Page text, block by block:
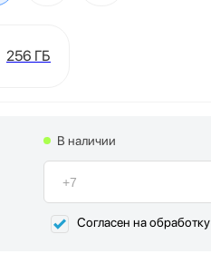
256 ГБ
В наличии
Согласен на обработку